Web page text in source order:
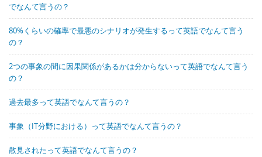
でなんて言うの？
80%くらいの確率で最悪のシナリオが発生するって英語でなんて言う
の？
2つの事象の間に因果関係があるかは分からないって英語でなんて言う
の？
過去最多って英語でなんて言うの？
事象（IT分野における）って英語でなんて言うの？
散見されたって英語でなんて言うの？